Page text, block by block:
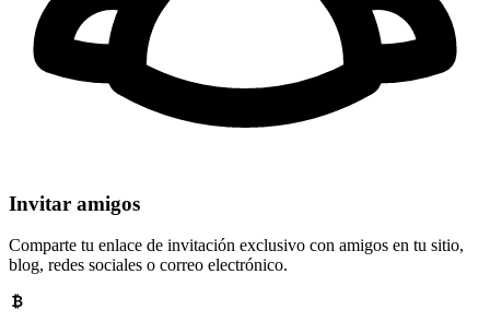
Invitar amigos
Comparte tu enlace de invitación exclusivo con amigos en tu sitio,
blog, redes sociales o correo electrónico.